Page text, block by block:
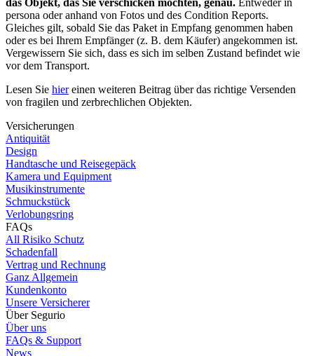
persona oder anhand von Fotos und des Condition Reports.
Gleiches gilt, sobald Sie das Paket in Empfang genommen haben
oder es bei Ihrem Empfänger (z. B. dem Käufer) angekommen ist.
Vergewissern Sie sich, dass es sich im selben Zustand befindet wie
vor dem Transport.
Lesen Sie hiereinen weiteren Beitrag über das richtige Versenden
von fragilen und zerbrechlichen Objekten.
Versicherungen
Antiquität
Design
Handtasche und Reisegepäck
Kamera und Equipment
Musikinstrumente
Schmuckstück
Verlobungsring
FAQs
All Risiko Schutz
Schadenfall
Vertrag und Rechnung
Ganz Allgemein
Kundenkonto
Unsere Versicherer
Über Segurio
Über uns
FAQs & Support
News